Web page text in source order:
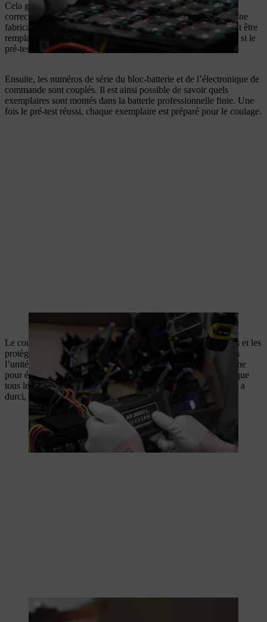
Cela garantit que chaque bloc-batterie fabriqué fonctionne
correctement. Cette procédure réduit les rebuts et contribue à une
fabrication durable puisque les éléments de commande peuvent être
remplacés avant le coulage et le bloc-batterie peut être réutilisé si le
pré-test ne confirme pas son bon fonctionnement.
Ensuite, les numéros de série du bloc-batterie et de l’électronique de
commande sont couplés. Il est ainsi possible de savoir quels
exemplaires sont montés dans la batterie professionnelle finie. Une
fois le pré-test réussi, chaque exemplaire est préparé pour le coulage.
Le prétest vérifie le bon fonctionnement de l’électronique.
Le coulage en polyuréthane isole les composants électroniques et les
protège ainsi de l’humidité et des influences mécaniques. Dans
l’unité de coulage, la masse est d’abord appliquée sous la platine
pour éliminer l’air. Ensuite, le polyuréthane monte jusqu’à ce que
tous les composants soient recouverts. Une fois que le coulage a
durci, la batterie est prête pour l’assemblage final.
Le coulage en polyuréthane isole les composants électroniques.